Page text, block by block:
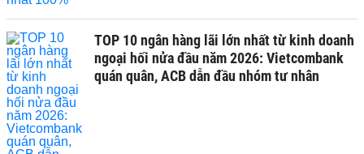
TOP 10 ngân hàng lãi lớn nhất từ kinh doanh
ngoại hối nửa đầu năm 2026: Vietcombank
quán quân, ACB dẫn đầu nhóm tư nhân